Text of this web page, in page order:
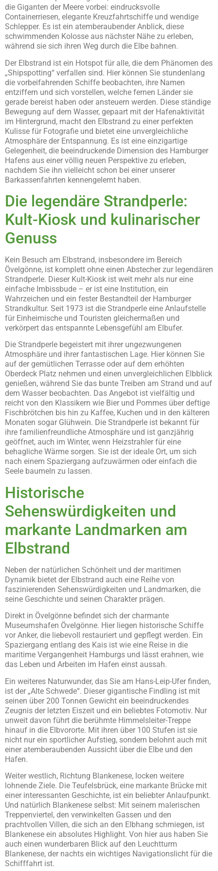
die Giganten der Meere vorbei: eindrucksvolle
Containerriesen, elegante Kreuzfahrtschiffe und wendige
Schlepper. Es ist ein atemberaubender Anblick, diese
schwimmenden Kolosse aus nächster Nähe zu erleben,
während sie sich ihren Weg durch die Elbe bahnen.
Der Elbstrand ist ein Hotspot für alle, die dem Phänomen des
„Shipspotting“ verfallen sind. Hier können Sie stundenlang
die vorbeifahrenden Schiffe beobachten, ihre Namen
entziffern und sich vorstellen, welche fernen Länder sie
gerade bereist haben oder ansteuern werden. Diese ständige
Bewegung auf dem Wasser, gepaart mit der Hafenaktivität
im Hintergrund, macht den Elbstrand zu einer perfekten
Kulisse für Fotografie und bietet eine unvergleichliche
Atmosphäre der Entspannung. Es ist eine einzigartige
Gelegenheit, die beeindruckende Dimension des Hamburger
Hafens aus einer völlig neuen Perspektive zu erleben,
nachdem Sie ihn vielleicht schon bei einer unserer
Barkassenfahrten kennengelernt haben.
Die legendäre Strandperle:
Kult-Kiosk und kulinarischer
Genuss
Kein Besuch am Elbstrand, insbesondere im Bereich
Övelgönne, ist komplett ohne einen Abstecher zur legendären
Strandperle. Dieser Kult-Kiosk ist weit mehr als nur eine
einfache Imbissbude – er ist eine Institution, ein
Wahrzeichen und ein fester Bestandteil der Hamburger
Strandkultur. Seit 1973 ist die Strandperle eine Anlaufstelle
für Einheimische und Touristen gleichermaßen und
verkörpert das entspannte Lebensgefühl am Elbufer.
Die Strandperle begeistert mit ihrer ungezwungenen
Atmosphäre und ihrer fantastischen Lage. Hier können Sie
auf der gemütlichen Terrasse oder auf dem erhöhten
Oberdeck Platz nehmen und einen unvergleichlichen Elbblick
genießen, während Sie das bunte Treiben am Strand und auf
dem Wasser beobachten. Das Angebot ist vielfältig und
reicht von den Klassikern wie Bier und Pommes über deftige
Fischbrötchen bis hin zu Kaffee, Kuchen und in den kälteren
Monaten sogar Glühwein. Die Strandperle ist bekannt für
ihre familienfreundliche Atmosphäre und ist ganzjährig
geöffnet, auch im Winter, wenn Heizstrahler für eine
behagliche Wärme sorgen. Sie ist der ideale Ort, um sich
nach einem Spaziergang aufzuwärmen oder einfach die
Seele baumeln zu lassen.
Historische
Sehenswürdigkeiten und
markante Landmarken am
Elbstrand
Neben der natürlichen Schönheit und der maritimen
Dynamik bietet der Elbstrand auch eine Reihe von
faszinierenden Sehenswürdigkeiten und Landmarken, die
seine Geschichte und seinen Charakter prägen.
Direkt in Övelgönne befindet sich der charmante
Museumshafen Övelgönne. Hier liegen historische Schiffe
vor Anker, die liebevoll restauriert und gepflegt werden. Ein
Spaziergang entlang des Kais ist wie eine Reise in die
maritime Vergangenheit Hamburgs und lässt erahnen, wie
das Leben und Arbeiten im Hafen einst aussah.
Ein weiteres Naturwunder, das Sie am Hans-Leip-Ufer finden,
ist der „Alte Schwede“. Dieser gigantische Findling ist mit
seinen über 200 Tonnen Gewicht ein beeindruckendes
Zeugnis der letzten Eiszeit und ein beliebtes Fotomotiv. Nur
unweit davon führt die berühmte Himmelsleiter-Treppe
hinauf in die Elbvororte. Mit ihren über 100 Stufen ist sie
nicht nur ein sportlicher Aufstieg, sondern belohnt auch mit
einer atemberaubenden Aussicht über die Elbe und den
Hafen.
Weiter westlich, Richtung Blankenese, locken weitere
lohnende Ziele. Die Teufelsbrück, eine markante Brücke mit
einer interessanten Geschichte, ist ein beliebter Anlaufpunkt.
Und natürlich Blankenese selbst: Mit seinem malerischen
Treppenviertel, den verwinkelten Gassen und den
prachtvollen Villen, die sich an den Elbhang schmiegen, ist
Blankenese ein absolutes Highlight. Von hier aus haben Sie
auch einen wunderbaren Blick auf den Leuchtturm
Blankenese, der nachts ein wichtiges Navigationslicht für die
Schifffahrt ist.